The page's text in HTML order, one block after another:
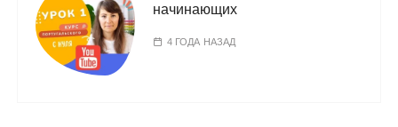
начинающих
4 ГОДА НАЗАД